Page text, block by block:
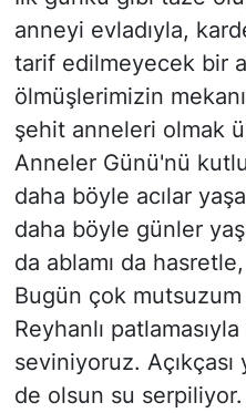
anneyi evladıyla,
tarif edilmeyecek bir
ölmüşlerimizin
şehit anneleri olmak
Anneler Günü'nü
daha böyle acılar
daha böyle günler
da ablamı da
Bugün çok
Reyhanlı
seviniyoruz.
de olsun su